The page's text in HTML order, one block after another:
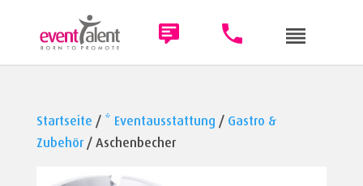
Startseite / * Eventausstattung / Gastro &
Zubehör/ Aschenbecher